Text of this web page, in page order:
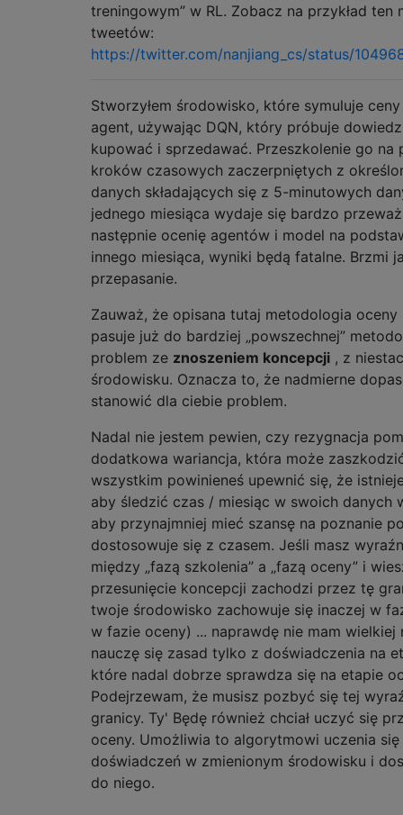
treningowym” w RL. Zobacz na przykład ten
tweetów:
https://twitter.com/nanjiang_cs/status/
Stworzyłem środowisko, które symuluje
agent, używając DQN, który próbuje
kupować i sprzedawać. Przeszkolenie go na
kroków czasowych zaczerpniętych z
danych składających się z 5-minutowych
jednego miesiąca wydaje się bardzo
następnie ocenię agentów i model na
innego miesiąca, wyniki będą fatalne. Brzmi
przepasanie.
Zauważ, że opisana tutaj metodologia
pasuje już do bardziej „powszechnej”
problem ze znoszeniem koncepcji , z
środowisku. Oznacza to, że nadmierne
stanowić dla ciebie problem.
Nadal nie jestem pewien, czy rezygnacja
dodatkowa wariancja, która może
wszystkim powinieneś upewnić się, że
aby śledzić czas / miesiąc w swoich danych
aby przynajmniej mieć szansę na poznanie
dostosowuje się z czasem. Jeśli masz
między „fazą szkolenia” a „fazą oceny” i
przesunięcie koncepcji zachodzi przez tę
twoje środowisko zachowuje się inaczej w
w fazie oceny) ... naprawdę nie mam wielkiej
nauczę się zasad tylko z doświadczenia na
które nadal dobrze sprawdza się na etapie
Podejrzewam, że musisz pozbyć się tej
granicy. Ty' Będę również chciał uczyć się
oceny. Umożliwia to algorytmowi uczenia
doświadczeń w zmienionym środowisku i
do niego.